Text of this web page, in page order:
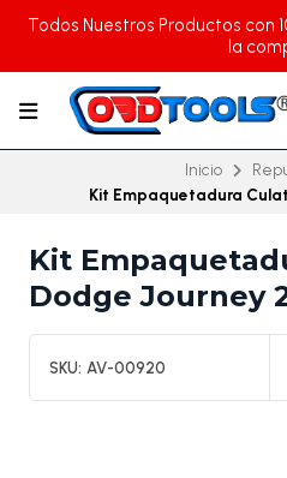
Todos Nuestros Productos con
la
Inicio
Kit Empaquetadura
Kit
Dodge Journey
SKU: AV-00920